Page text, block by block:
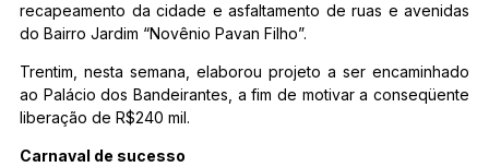
recapeamento da cidade e asfaltamento de ruas e avenidas
do Bairro Jardim “Novênio Pavan Filho”.
Trentim, nesta semana, elaborou projeto a ser encaminhado
ao Palácio dos Bandeirantes, a fim de motivar a conseqüente
liberação de R$240 mil.
Carnaval de sucesso